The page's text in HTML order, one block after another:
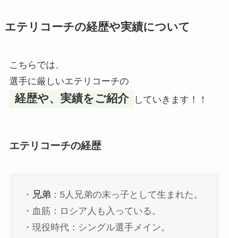
エテリコーチの経歴や実績について
こちらでは、
選手に厳しいエテリコーチの
経歴や、実績をご紹介 していきます！！
エテリコーチの経歴
・ 兄弟：5人兄弟の末っ子として生まれた。
・血筋：ロシア人も入っている。
・現役時代：シングル選手メイン。